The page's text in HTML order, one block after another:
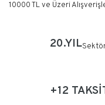
10000 TL ve Üzeri
20.YIL
+12